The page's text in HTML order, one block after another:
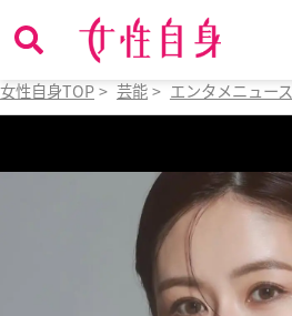
女性自身TOP > 芸能 > エンタメニュース